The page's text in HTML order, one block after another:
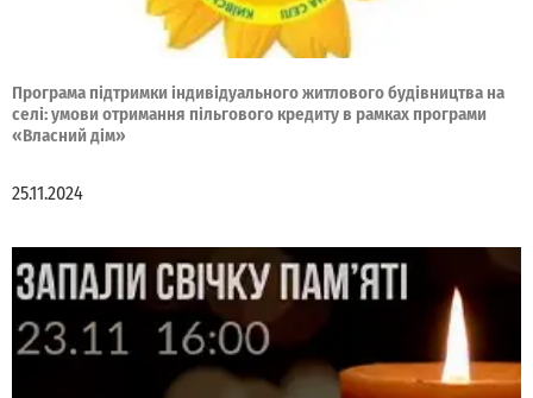
Програма підтримки індивідуального житлового будівництва на
селі: умови отримання пільгового кредиту в рамках програми
«Власний дім»
25.11.2024